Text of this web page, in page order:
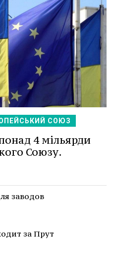
СОЮЗ
4 мільярди
Союзу.
заводов
за Прут